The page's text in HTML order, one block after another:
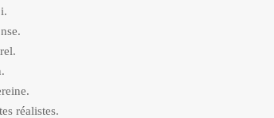
réalistes.